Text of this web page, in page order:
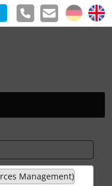
Management)